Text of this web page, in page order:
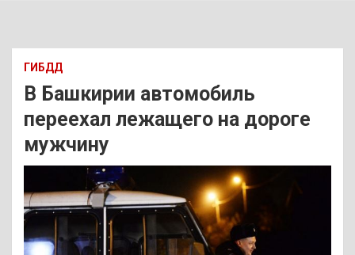
ГИБДД
В Башкирии автомобиль
переехал лежащего на дороге
мужчину